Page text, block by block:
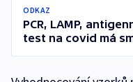
ODKAZ
PCR, LAMP,
test na covid má